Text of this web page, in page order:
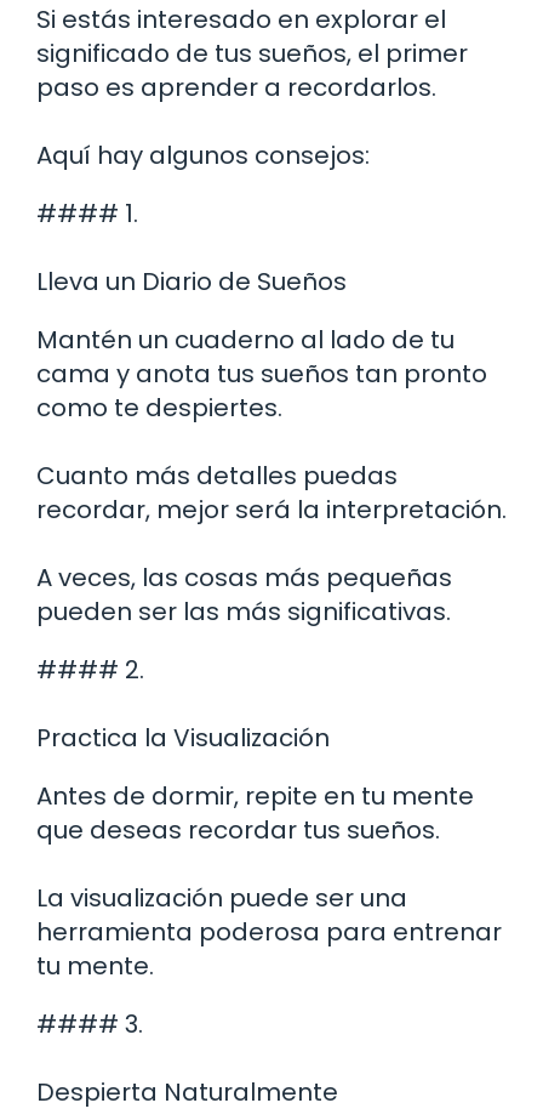
Si estás interesado en explorar el
significado de tus sueños, el primer
paso es aprender a recordarlos.
Aquí hay algunos consejos:
#### 1.
Lleva un Diario de Sueños
Mantén un cuaderno al lado de tu
cama y anota tus sueños tan pronto
como te despiertes.
Cuanto más detalles puedas
recordar, mejor será la interpretación.
A veces, las cosas más pequeñas
pueden ser las más significativas.
#### 2.
Practica la Visualización
Antes de dormir, repite en tu mente
que deseas recordar tus sueños.
La visualización puede ser una
herramienta poderosa para entrenar
tu mente.
#### 3.
Despierta Naturalmente